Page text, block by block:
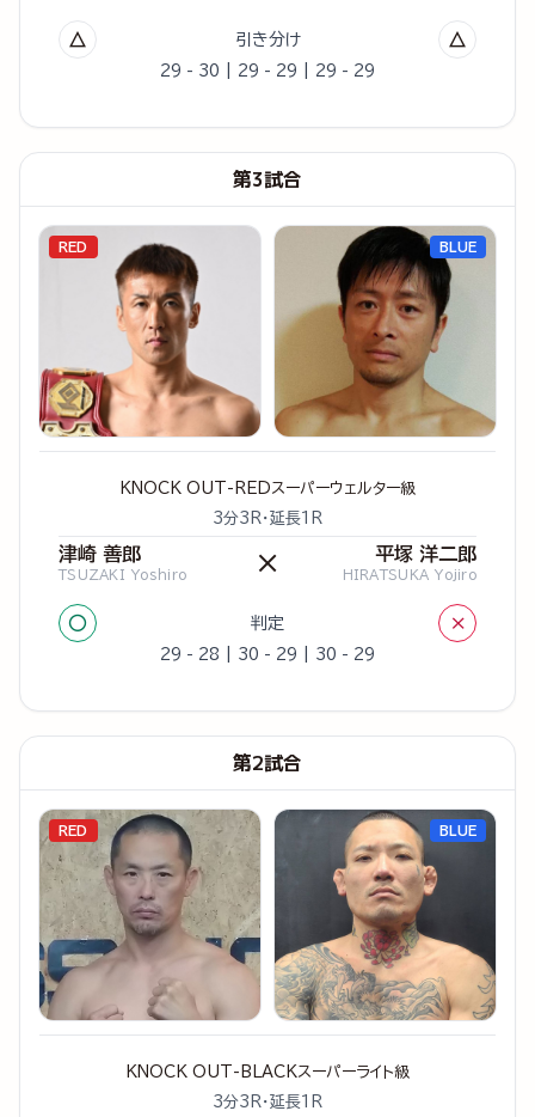
△ 引き分け △
29 - 30 | 29 - 29 | 29 - 29
第3試合
RED
KNOCK OUT-REDスーパーウェルター級
3分3R・延長1R
津崎 善郎
TSUZAKI Yoshiro × 平塚 洋二郎
HIRATSUKA Yojiro
○ 判定 ×
29 - 28 | 30 - 29 | 30 - 29
BLUE
第2試合
RED
KNOCK OUT-BLACKスーパーライト級
3分3R・延長1R
BLUE